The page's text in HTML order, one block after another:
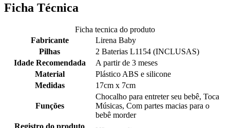
Ficha Técnica
Ficha tecnica do produto
Fabricante
Lirena Baby
Pilhas
2 Baterias L1154 (INCLUSAS)
Idade Recomendada
A partir de 3 meses
Material
Plástico ABS e silicone
Medidas
17cm x 7cm
Funções
Chocalho para entreter seu bebê, Toca
Músicas, Com partes macias para o
bebê morder
Registro do produto